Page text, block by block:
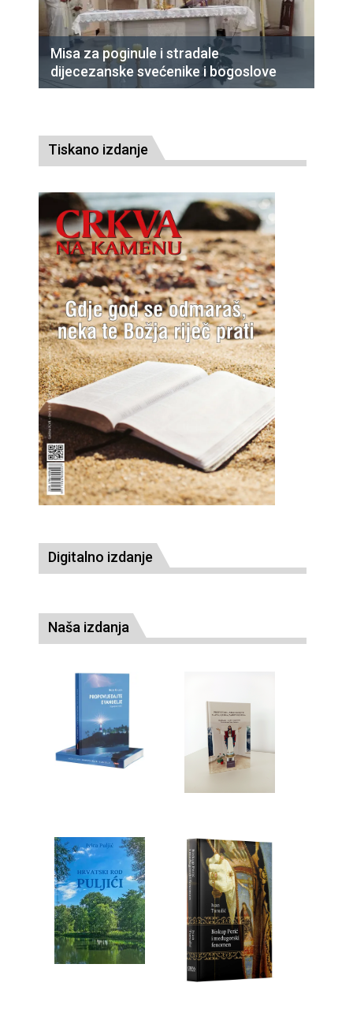
Misa za poginule i stradale
dijecezanske svećenike i bogoslove
Tiskano izdanje
Digitalno izdanje
Naša izdanja